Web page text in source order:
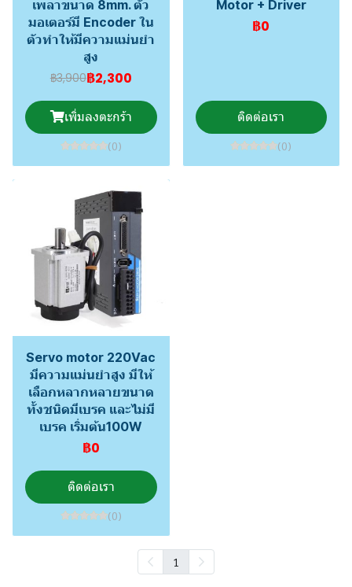
เพลาขนาด 8mm. ตัว
มอเตอร์มี Encoder ใน
ตัวทำให้มีความแม่นยำ
สูง
฿3,900฿2,300
เพิ่มลงตะกร้า
(0)
Motor + Driver
฿0
ติดต่อเรา
(0)
Servo motor 220Vac
มีความแม่นยำสูง มีให้
เลือกหลากหลายขนาด
ทั้งชนิดมีเบรค และไม่มี
เบรค เริ่มต้น100W
฿0
ติดต่อเรา
(0)
1